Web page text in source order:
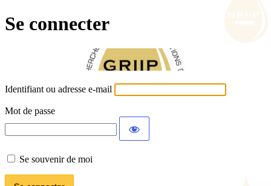
Se connecter
Identifiant ou adresse e-mail
Mot de passe
Se souvenir de moi